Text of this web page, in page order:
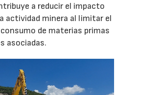
a reducir el impacto
actividad minera al limitar el
de materias primas
asociadas.